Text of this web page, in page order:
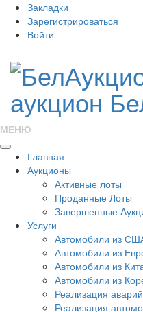
Закладки
Зарегистрироваться
Войти
МЕНЮ
Главная
Аукционы
Активные лоты
Проданные Лоты
Завершенные
Услуги
Автомобили из
Автомобили из
Автомобили из
Автомобили из
Реализация
Реализация